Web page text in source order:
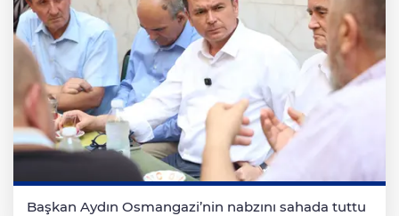
Başkan Aydın Osmangazi’nin nabzını sahada tuttu